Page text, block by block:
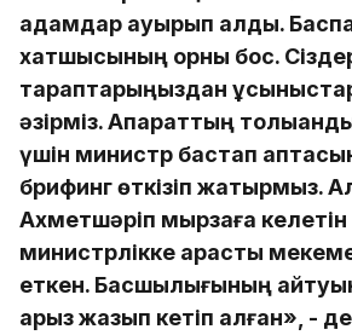
адамдар ауырып қалды.
хатшысының орны бос.
тараптарыңыздан ұсыныстар
әзірміз. Ақпараттың
үшін министр бастап
брифинг өткізіп жатырмыз.
Ахметшәріп мырзаға келетін
министрлікке қарасты
еткен. Басшылығының
арыз жазып кетіп қалған», -